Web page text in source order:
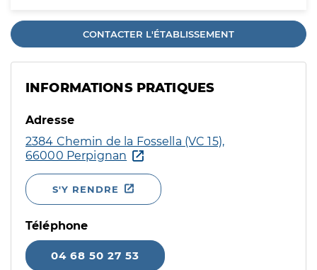
CONTACTER L'ÉTABLISSEMENT
INFORMATIONS PRATIQUES
Adresse
2384 Chemin de la Fossella (VC 15),
66000 Perpignan
S'Y RENDRE
Téléphone
04 68 50 27 53